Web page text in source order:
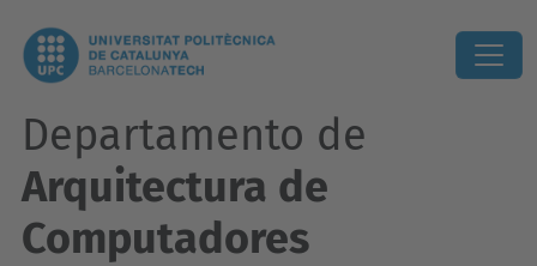
Departamento de
Arquitectura de
Computadores